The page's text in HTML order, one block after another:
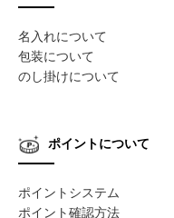
名入れについて
包装について
のし掛けについて
ポイントについて
ポイントシステム
ポイント確認方法